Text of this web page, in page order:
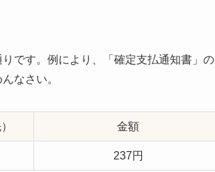
です。例により、「確定支払通知書」の
なさい。
金額
237円